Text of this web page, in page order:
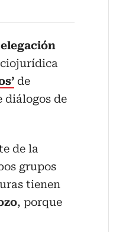
de
diálogos de
de la
grupos
tienen
, porque